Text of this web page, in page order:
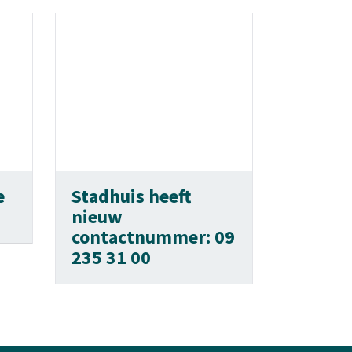
Stadhuis heeft
nieuw
contactnummer: 09
235 31 00